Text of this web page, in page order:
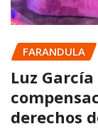
FARANDULA
Luz
derechos